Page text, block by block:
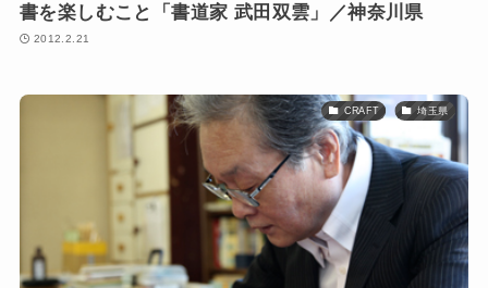
書を楽しむこと「書道家 武田双雲」／神奈川県
2012.2.21
CRAFT 埼玉県